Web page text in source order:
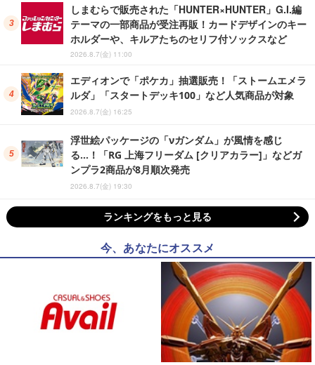
しまむらで販売された「HUNTER×HUNTER」G.I.編
テーマの一部商品が受注再販！カードデザインのキー
ホルダーや、キルアたちのセリフ付ソックスなど
2026.8.7(金) 11:00
エディオンで「ポケカ」抽選販売！「ストームエメラ
ルダ」「スタートデッキ100」など人気商品が対象
2026.8.7(金) 16:25
浮世絵パッケージの「νガンダム」が風情を感じ
る…！「RG 上海フリーダム [クリアカラー]」などガ
ンプラ2商品が8月順次発売
2026.8.7(金) 19:30
ランキングをもっと見る
今、あなたにオススメ